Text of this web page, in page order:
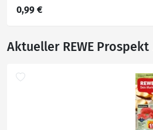
0,99 €
Aktueller REWE Prospekt